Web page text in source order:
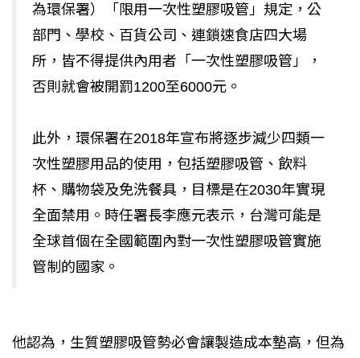
為環保署）「限用一次性塑膠吸管」規定，公
部門、學校、百貨公司、連鎖速食店四大場
所，皆不得提供內用者「一次性塑膠吸管」，
否則就會被開罰1200至6000元。
此外，環保署在2018年宣布將逐步減少四類一
次性塑膠用品的使用，包括塑膠吸管、飲料
杯、購物袋及免洗餐具，目標是在2030年實現
全面禁用。時任署長李應元表示，台灣可能是
全球首個在全國範圍內對一次性塑膠吸管實施
管制的國家。
他認為，生質塑膠吸管勢必會讓製造成本墊高，但為